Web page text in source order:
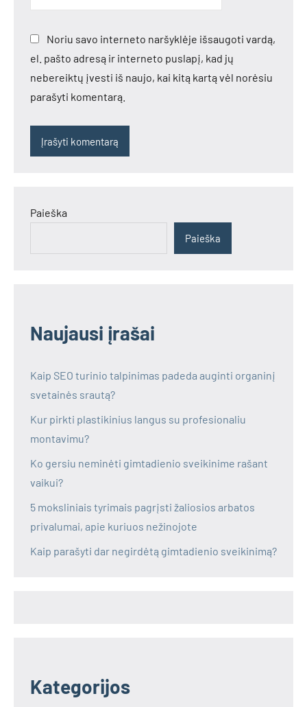
Noriu savo interneto naršyklėje išsaugoti vardą,
el. pašto adresą ir interneto puslapį, kad jų
nebereiktų įvesti iš naujo, kai kitą kartą vėl norėsiu
parašyti komentarą.
Paieška
Paieška
Naujausi įrašai
Kaip SEO turinio talpinimas padeda auginti organinį
svetainės srautą?
Kur pirkti plastikinius langus su profesionaliu
montavimu?
Ko gersiu neminėti gimtadienio sveikinime rašant
vaikui?
5 moksliniais tyrimais pagrįsti žaliosios arbatos
privalumai, apie kuriuos nežinojote
Kaip parašyti dar negirdėtą gimtadienio sveikinimą?
Kategorijos